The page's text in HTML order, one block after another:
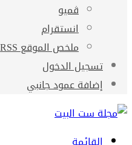
ڤميو
انستقرام
ملخص الموقع RSS
تسجيل الدخول
إضافة عمود جانبي